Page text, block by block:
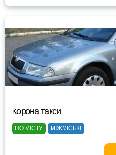
Корона такси
ПО МІСТУ МІЖМІСЬКІ